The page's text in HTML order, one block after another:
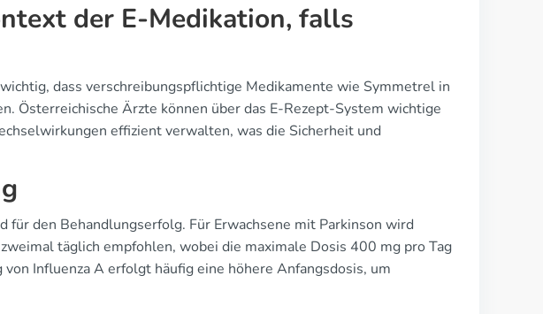
der E-Medikation, falls
dass verschreibungspflichtige Medikamente wie Symmetrel in
Österreichische Ärzte können über das E-Rezept-System wichtige
effizient verwalten, was die Sicherheit und
den Behandlungserfolg. Für Erwachsene mit Parkinson wird
täglich empfohlen, wobei die maximale Dosis 400 mg pro Tag
Influenza A erfolgt häufig eine höhere Anfangsdosis, um